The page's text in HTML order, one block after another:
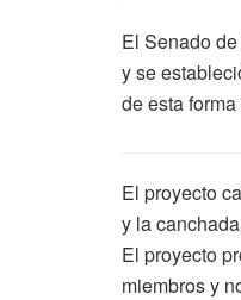
El Senado
y se
de esta
El proyecto
y la
El proyecto
miembros y